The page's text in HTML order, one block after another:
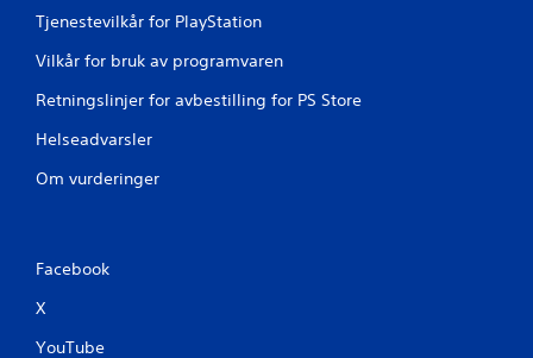
Tjenestevilkår for PlayStation
Vilkår for bruk av programvaren
Retningslinjer for avbestilling for PS Store
Helseadvarsler
Om vurderinger
Facebook
X
YouTube